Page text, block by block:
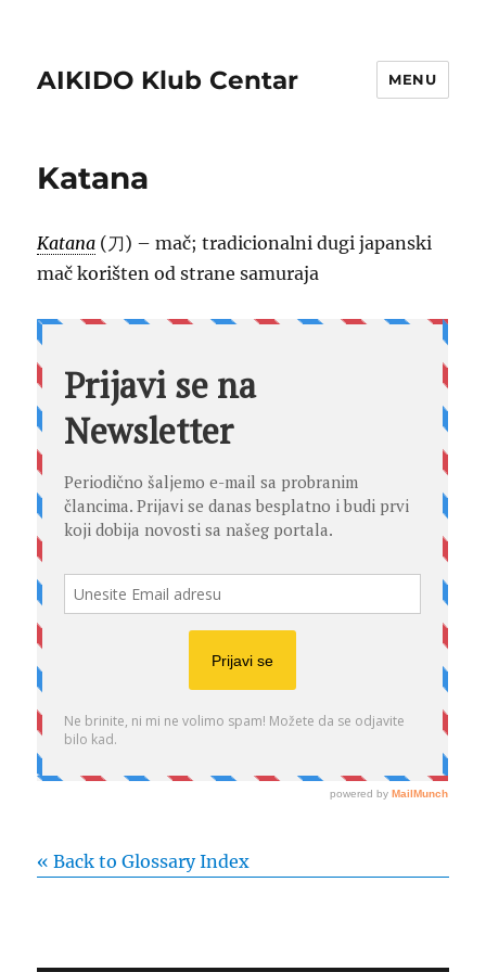
AIKIDO Klub Centar MENU
Katana
Katana (刀) – mač; tradicionalni dugi japanski
mač korišten od strane samuraja
« Back to Glossary Index